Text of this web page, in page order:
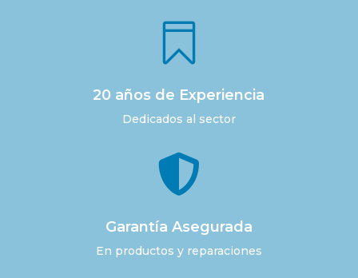

20 años de Experiencia
Dedicados al sector

Garantía Asegurada
En productos y reparaciones